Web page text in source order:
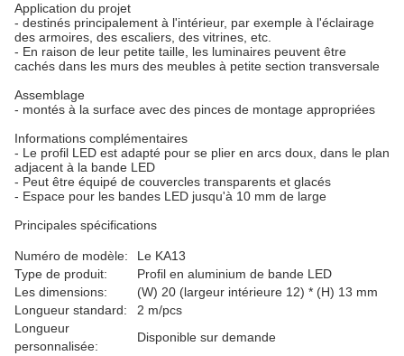
Application du projet
- destinés principalement à l'intérieur, par exemple à l'éclairage
des armoires, des escaliers, des vitrines, etc.
- En raison de leur petite taille, les luminaires peuvent être
cachés dans les murs des meubles à petite section transversale
Assemblage
- montés à la surface avec des pinces de montage appropriées
Informations complémentaires
- Le profil LED est adapté pour se plier en arcs doux, dans le plan
adjacent à la bande LED
- Peut être équipé de couvercles transparents et glacés
- Espace pour les bandes LED jusqu'à 10 mm de large
Principales spécifications
Numéro de modèle:
Le KA13
Type de produit:
Profil en aluminium de bande LED
Les dimensions:
(W) 20 (largeur intérieure 12) * (H) 13 mm
Longueur standard:
2 m/pcs
Longueur
personnalisée:
Disponible sur demande